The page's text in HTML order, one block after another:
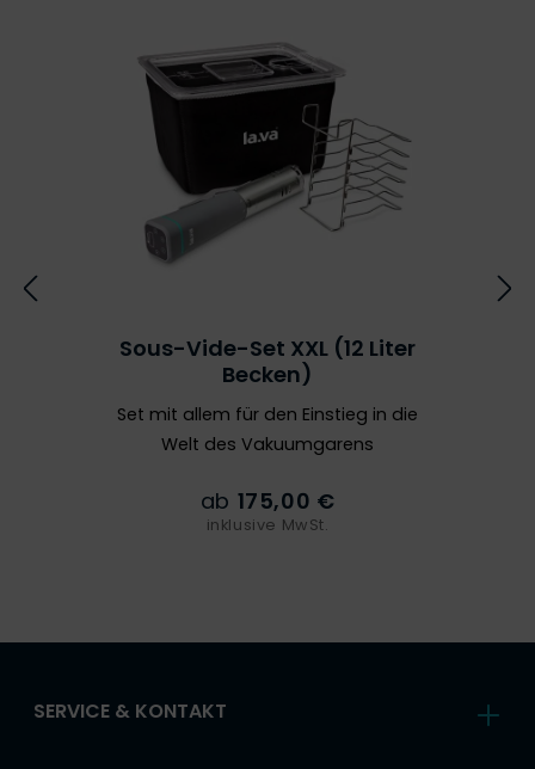
Sous-Vide-Set XXL (12 Liter
Becken)
Set mit allem für den Einstieg in die
Welt des Vakuumgarens
ab 175,00 €
inklusive MwSt.
SERVICE & KONTAKT